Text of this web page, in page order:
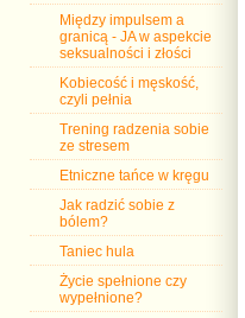
Między impulsem a
granicą - JA w aspekcie
seksualności i złości
Kobiecość i męskość,
czyli pełnia
Trening radzenia sobie
ze stresem
Etniczne tańce w kręgu
Jak radzić sobie z
bólem?
Taniec hula
Życie spełnione czy
wypełnione?